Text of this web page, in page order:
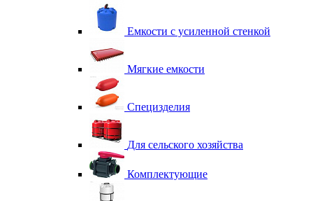
Емкости с усиленной стенкой
Мягкие емкости
Специзделия
Для сельского хозяйства
Комплектующие